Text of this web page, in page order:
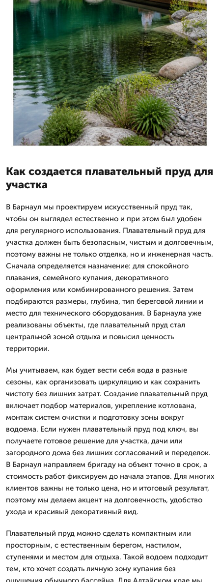
Как создается плавательный пруд для
участка
В Барнаул мы проектируем искусственный пруд так,
чтобы он выглядел естественно и при этом был удобен
для регулярного использования. Плавательный пруд для
участка должен быть безопасным, чистым и долговечным,
поэтому важны не только отделка, но и инженерная часть.
Сначала определяется назначение: для спокойного
плавания, семейного купания, декоративного
оформления или комбинированного решения. Затем
подбираются размеры, глубина, тип береговой линии и
место для технического оборудования. В Барнаула уже
реализованы объекты, где плавательный пруд стал
центральной зоной отдыха и повысил ценность
территории.
Мы учитываем, как будет вести себя вода в разные
сезоны, как организовать циркуляцию и как сохранить
чистоту без лишних затрат. Создание плавательный пруд
включает подбор материалов, укрепление котлована,
монтаж систем очистки и подготовку зоны вокруг
водоема. Если нужен плавательный пруд под ключ, вы
получаете готовое решение для участка, дачи или
загородного дома без лишних согласований и переделок.
В Барнаул направляем бригаду на объект точно в срок, а
стоимость работ фиксируем до начала этапов. Для многих
клиентов важны не только цена, но и итоговый результат,
поэтому мы делаем акцент на долговечность, удобство
ухода и красивый декоративный вид.
Плавательный пруд можно сделать компактным или
просторным, с естественным берегом, настилом,
ступенями и местом для отдыха. Такой водоем подходит
тем, кто хочет создать личную зону купания без